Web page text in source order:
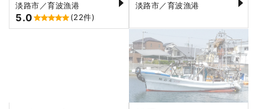
淡路市／育波漁港
5.0 (22件)
淡路市／育波漁港